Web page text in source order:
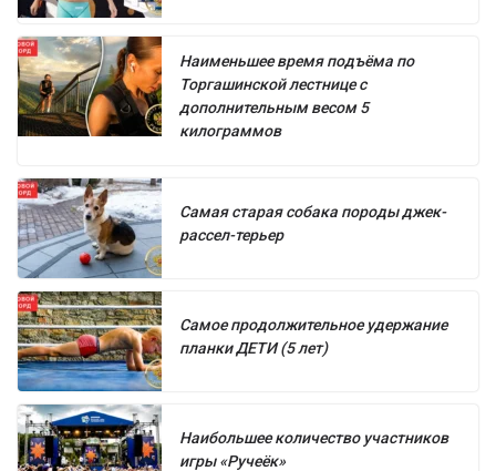
Наименьшее время подъёма по
Торгашинской лестнице с
дополнительным весом 5
килограммов
Самая старая собака породы джек-
рассел-терьер
Самое продолжительное удержание
планки ДЕТИ (5 лет)
Наибольшее количество участников
игры «Ручеёк»